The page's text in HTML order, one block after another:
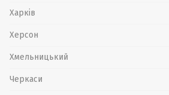
Харків
Херсон
Хмельницький
Черкаси